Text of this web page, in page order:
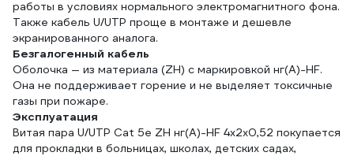
работы в условиях нормального электромагнитного фона.
Также кабель U/UTP проще в монтаже и дешевле
экранированного аналога.
Безгалогенный кабель
Оболочка — из материала (ZH) с маркировкой нг(А)-HF.
Она не поддерживает горение и не выделяет токсичные
газы при пожаре.
Эксплуатация
Витая пара U/UTP Cat 5e ZH нг(А)-HF 4x2x0,52 покупается
для прокладки в больницах, школах, детских садах,